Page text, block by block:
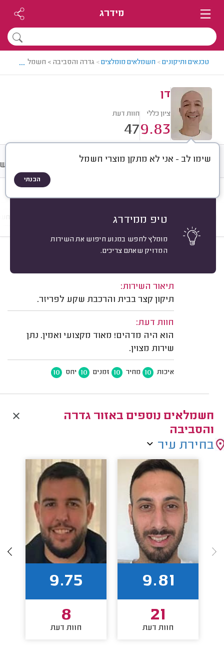
מידרג
טכנאים ותיקונים> חשמלאים מומלצים> גדרה והסביבה > חשמלאי מומלץ
...
דן
ציון כללי
9.83
חוות דעת
47
שימו לב - אני לא מתקן מוצרי חשמל
הבנתי
טיפ ממידרג
מומלץ לחפש במנוע חיפוש את השירות
המדויק שאתם צריכים.
חוות דעת מחירים
תיקונים תשתיות
טלי פ. שתולים.
תיאור השירות:
תיקון קצר בבית והרכבת שקע לפריזר.
חוות דעת:
הוא היה מדהים! מאוד מקצועי ואמין. נתן
שירות מצוין.
איכות 10 מחיר 10 זמנים 10 יחס 10
חשמלאים נוספים באזור גדרה
והסביבה
בחירת עיר
9.81
21
חוות דעת
9.75
8
חוות דעת